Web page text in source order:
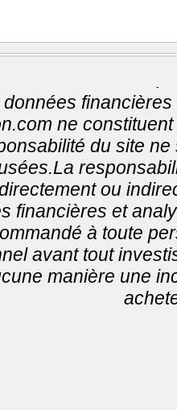
-
ne
du site
ou
financières et
à toute
avant tout
manière une